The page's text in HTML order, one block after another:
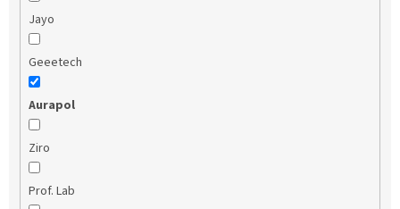
Jayo
Geeetech
Aurapol
Ziro
Prof. Lab